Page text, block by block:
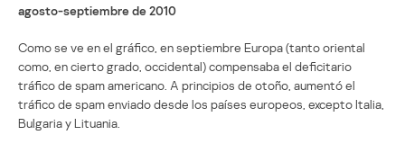
agosto-septiembre de 2010
Como se ve en el gráfico, en septiembre Europa (tanto oriental
como, en cierto grado, occidental) compensaba el deficitario
tráfico de spam americano. A principios de otoño, aumentó el
tráfico de spam enviado desde los países europeos, excepto Italia,
Bulgaria y Lituania.